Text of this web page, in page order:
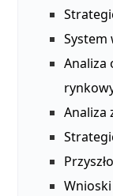
System
Analiza
Analiza